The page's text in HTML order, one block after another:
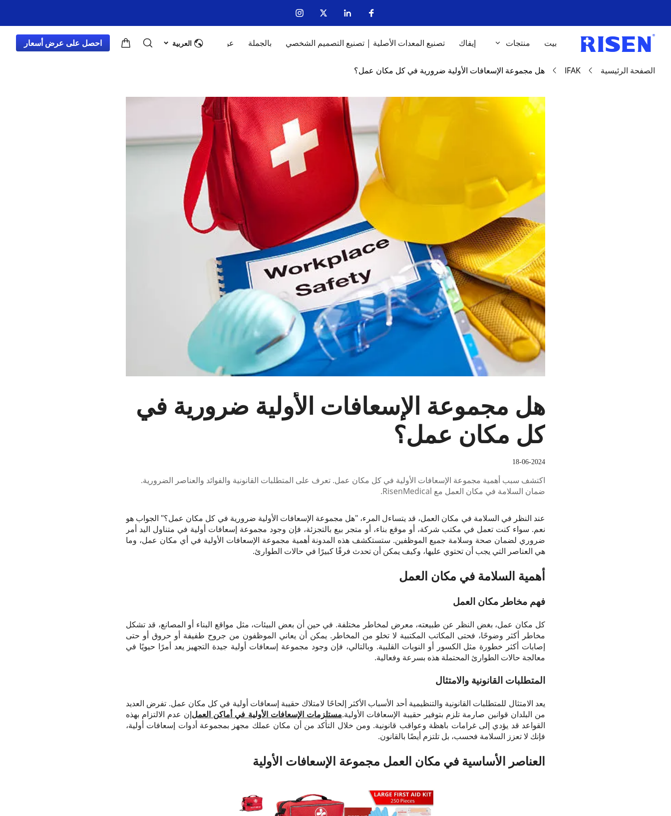
بيت منتجات إيفاك تصنيع المعدات الأصلية | تصنيع التصميم الشخصي بالجملة عن مدونة
العربية احصل على عرض أسعار
الصفحة الرئيسية IFAK هل مجموعة الإسعافات الأولية ضرورية في كل مكان عمل؟
هل مجموعة الإسعافات الأولية ضرورية في
كل مكان عمل؟
18-06-2024
اكتشف سبب أهمية مجموعة الإسعافات الأولية في كل مكان عمل. تعرف على المتطلبات القانونية والفوائد والعناصر الضرورية.
ضمان السلامة في مكان العمل مع RisenMedical.
عند النظر في السلامة في مكان العمل، قد يتساءل المرء، "هل مجموعة الإسعافات الأولية ضرورية في كل مكان عمل؟" الجواب هو
نعم. سواء كنت تعمل في مكتب شركة، أو موقع بناء، أو متجر بيع بالتجزئة، فإن وجود مجموعة إسعافات أولية في متناول اليد أمر
ضروري لضمان صحة وسلامة جميع الموظفين. ستستكشف هذه المدونة أهمية مجموعة الإسعافات الأولية في أي مكان عمل، وما
هي العناصر التي يجب أن تحتوي عليها، وكيف يمكن أن تحدث فرقًا كبيرًا في حالات الطوارئ.
أهمية السلامة في مكان العمل
فهم مخاطر مكان العمل
كل مكان عمل، بغض النظر عن طبيعته، معرض لمخاطر مختلفة. في حين أن بعض البيئات، مثل مواقع البناء أو المصانع، قد تشكل
مخاطر أكثر وضوحًا، فحتى المكاتب المكتبية لا تخلو من المخاطر. يمكن أن يعاني الموظفون من جروح طفيفة أو حروق أو حتى
إصابات أكثر خطورة مثل الكسور أو النوبات القلبية. وبالتالي، فإن وجود مجموعة إسعافات أولية جيدة التجهيز يعد أمرًا حيويًا في
معالجة حالات الطوارئ المحتملة هذه بسرعة وفعالية.
المتطلبات القانونية والامتثال
يعد الامتثال للمتطلبات القانونية والتنظيمية أحد الأسباب الأكثر إلحاحًا لامتلاك حقيبة إسعافات أولية في كل مكان عمل. تفرض العديد
من البلدان قوانين صارمة تلزم بتوفير حقيبة الإسعافات الأولية.مستلزمات الإسعافات الأولية في أماكن العملإن عدم الالتزام بهذه
القواعد قد يؤدي إلى غرامات باهظة وعواقب قانونية. ومن خلال التأكد من أن مكان عملك مجهز بمجموعة أدوات إسعافات أولية،
فإنك لا تعزز السلامة فحسب، بل تلتزم أيضًا بالقانون.
العناصر الأساسية في مكان العمل مجموعة الإسعافات الأولية